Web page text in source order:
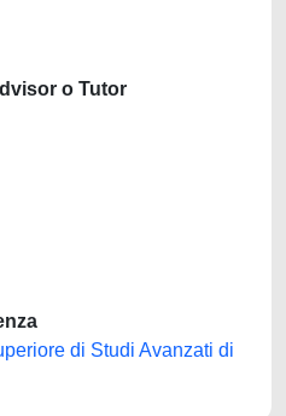
o Tutor
di Studi Avanzati di